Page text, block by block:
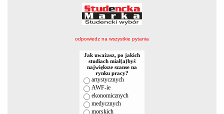
odpowiedz na wszystkie pytania